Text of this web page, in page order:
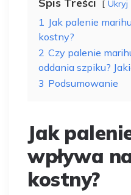
Ukryj
1 Jak palenie
kostny?
2 Czy palenie
oddania szpiku?
3 Podsumowanie
Jak
wpływa
kostny?